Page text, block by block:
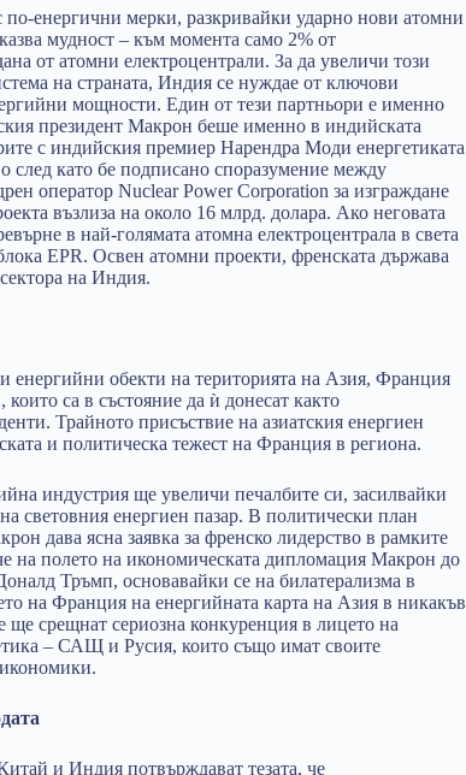
енергични мерки, разкривайки ударно нови атомни
мудност – към момента само 2% от
от атомни електроцентрали. За да увеличи този
на страната, Индия се нуждае от ключови
мощности. Един от тези партньори е именно
президент Макрон беше именно в индийската
с индийския премиер Нарендра Моди енергетиката
след като бе подписано споразумение между
оператор Nuclear Power Corporation за изграждане
възлиза на около 16 млрд. долара. Ако неговата
в най-голямата атомна електроцентрала в света
EPR. Освен атомни проекти, френската държава
на Индия.
енергийни обекти на територията на Азия, Франция
са в състояние да ѝ донесат както
Трайното присъствие на азиатския енергиен
и политическа тежест на Франция в региона.
индустрия ще увеличи печалбите си, засилвайки
световния енергиен пазар. В политически план
дава ясна заявка за френско лидерство в рамките
на полето на икономическата дипломация Макрон до
Тръмп, основавайки се на билатерализма в
на Франция на енергийната карта на Азия в никакъв
ще срещнат сериозна конкуренция в лицето на
– САЩ и Русия, които също имат своите
и Индия потвърждават тезата, че